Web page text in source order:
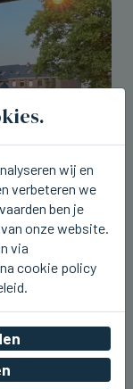
wij en
verbeteren we
ben je
onze website.
via
cookie policy